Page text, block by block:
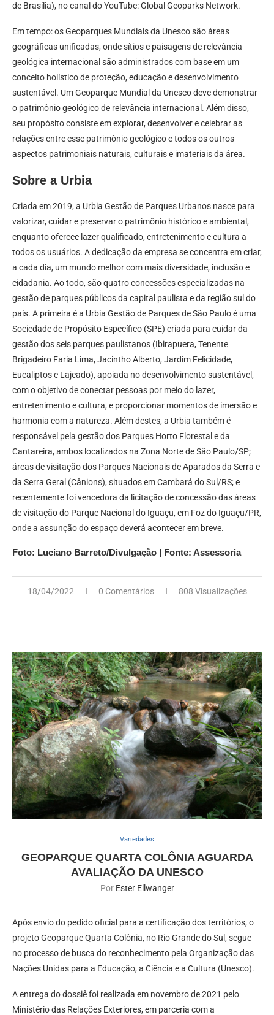
de Brasília), no canal do YouTube: Global Geoparks Network.
Em tempo: os Geoparques Mundiais da Unesco são áreas
geográficas unificadas, onde sítios e paisagens de relevância
geológica internacional são administrados com base em um
conceito holístico de proteção, educação e desenvolvimento
sustentável. Um Geoparque Mundial da Unesco deve demonstrar
o patrimônio geológico de relevância internacional. Além disso,
seu propósito consiste em explorar, desenvolver e celebrar as
relações entre esse patrimônio geológico e todos os outros
aspectos patrimoniais naturais, culturais e imateriais da área.
Sobre a Urbia
Criada em 2019, a Urbia Gestão de Parques Urbanos nasce para
valorizar, cuidar e preservar o patrimônio histórico e ambiental,
enquanto oferece lazer qualificado, entretenimento e cultura a
todos os usuários. A dedicação da empresa se concentra em criar,
a cada dia, um mundo melhor com mais diversidade, inclusão e
cidadania. Ao todo, são quatro concessões especializadas na
gestão de parques públicos da capital paulista e da região sul do
país. A primeira é a Urbia Gestão de Parques de São Paulo é uma
Sociedade de Propósito Específico (SPE) criada para cuidar da
gestão dos seis parques paulistanos (Ibirapuera, Tenente
Brigadeiro Faria Lima, Jacintho Alberto, Jardim Felicidade,
Eucaliptos e Lajeado), apoiada no desenvolvimento sustentável,
com o objetivo de conectar pessoas por meio do lazer,
entretenimento e cultura, e proporcionar momentos de imersão e
harmonia com a natureza. Além destes, a Urbia também é
responsável pela gestão dos Parques Horto Florestal e da
Cantareira, ambos localizados na Zona Norte de São Paulo/SP;
áreas de visitação dos Parques Nacionais de Aparados da Serra e
da Serra Geral (Cânions), situados em Cambará do Sul/RS; e
recentemente foi vencedora da licitação de concessão das áreas
de visitação do Parque Nacional do Iguaçu, em Foz do Iguaçu/PR,
onde a assunção do espaço deverá acontecer em breve.
Foto: Luciano Barreto/Divulgação | Fonte: Assessoria
18/04/2022 0 Comentários 808 Visualizações
Variedades
GEOPARQUE QUARTA COLÔNIA AGUARDA
AVALIAÇÃO DA UNESCO
Por Ester Ellwanger
Após envio do pedido oficial para a certificação dos territórios, o
projeto Geoparque Quarta Colônia, no Rio Grande do Sul, segue
no processo de busca do reconhecimento pela Organização das
Nações Unidas para a Educação, a Ciência e a Cultura (Unesco).
A entrega do dossiê foi realizada em novembro de 2021 pelo
Ministério das Relações Exteriores, em parceria com a